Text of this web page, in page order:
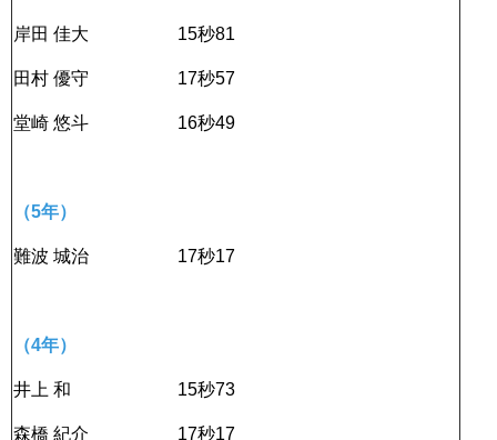
岸田 佳大 15秒81
田村 優守 17秒57
堂崎 悠斗 16秒49
（5年）
難波 城治 17秒17
（4年）
井上 和 15秒73
森橋 紀介 17秒17